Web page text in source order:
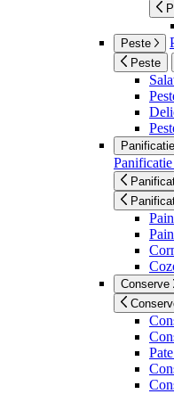
Peste
Peste
Conserve